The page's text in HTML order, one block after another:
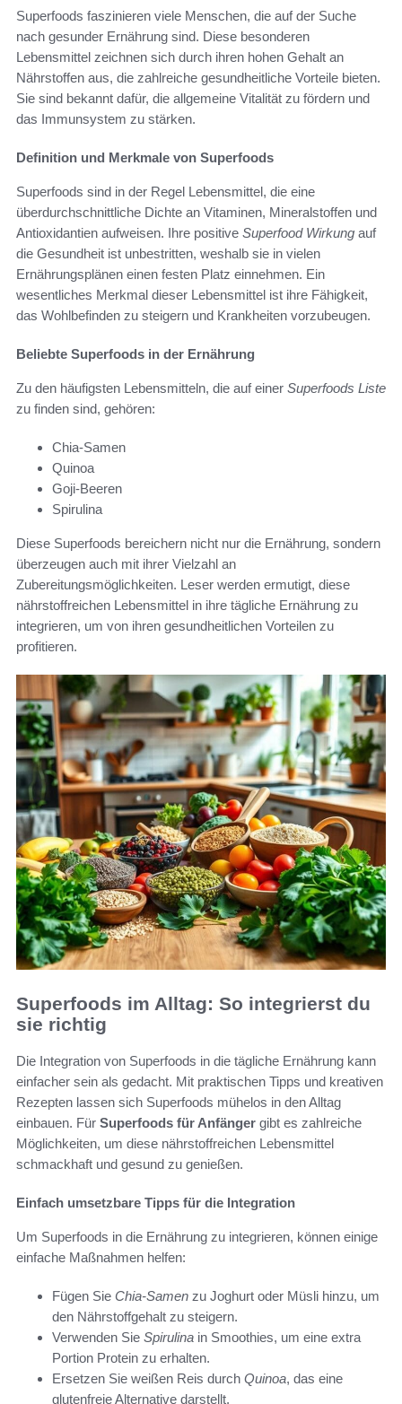
Superfoods faszinieren viele Menschen, die auf der Suche
nach gesunder Ernährung sind. Diese besonderen
Lebensmittel zeichnen sich durch ihren hohen Gehalt an
Nährstoffen aus, die zahlreiche gesundheitliche Vorteile bieten.
Sie sind bekannt dafür, die allgemeine Vitalität zu fördern und
das Immunsystem zu stärken.
Definition und Merkmale von Superfoods
Superfoods sind in der Regel Lebensmittel, die eine
überdurchschnittliche Dichte an Vitaminen, Mineralstoffen und
Antioxidantien aufweisen. Ihre positive Superfood Wirkung auf
die Gesundheit ist unbestritten, weshalb sie in vielen
Ernährungsplänen einen festen Platz einnehmen. Ein
wesentliches Merkmal dieser Lebensmittel ist ihre Fähigkeit,
das Wohlbefinden zu steigern und Krankheiten vorzubeugen.
Beliebte Superfoods in der Ernährung
Zu den häufigsten Lebensmitteln, die auf einer Superfoods Liste
zu finden sind, gehören:
Chia-Samen
Quinoa
Goji-Beeren
Spirulina
Diese Superfoods bereichern nicht nur die Ernährung, sondern
überzeugen auch mit ihrer Vielzahl an
Zubereitungsmöglichkeiten. Leser werden ermutigt, diese
nährstoffreichen Lebensmittel in ihre tägliche Ernährung zu
integrieren, um von ihren gesundheitlichen Vorteilen zu
profitieren.
Superfoods im Alltag: So integrierst du
sie richtig
Die Integration von Superfoods in die tägliche Ernährung kann
einfacher sein als gedacht. Mit praktischen Tipps und kreativen
Rezepten lassen sich Superfoods mühelos in den Alltag
einbauen. Für Superfoods für Anfänger gibt es zahlreiche
Möglichkeiten, um diese nährstoffreichen Lebensmittel
schmackhaft und gesund zu genießen.
Einfach umsetzbare Tipps für die Integration
Um Superfoods in die Ernährung zu integrieren, können einige
einfache Maßnahmen helfen:
Fügen Sie Chia-Samen zu Joghurt oder Müsli hinzu, um
den Nährstoffgehalt zu steigern.
Verwenden Sie Spirulina in Smoothies, um eine extra
Portion Protein zu erhalten.
Ersetzen Sie weißen Reis durch Quinoa, das eine
glutenfreie Alternative darstellt.